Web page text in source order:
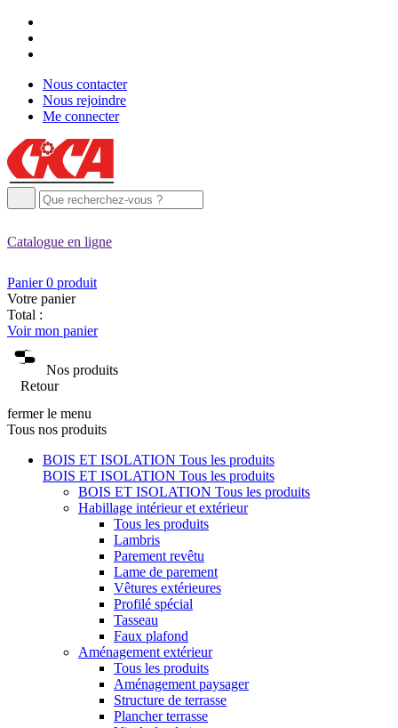
Nous contacter
Nous rejoindre
Me connecter
Catalogue en ligne
Panier 0 produit
Votre panier
Total :
Voir mon panier
Nos produits
Retour
fermer le menu
Tous nos produits
BOIS ET ISOLATION Tous les produits
BOIS ET ISOLATION Tous les produits
BOIS ET ISOLATION Tous les produits
Habillage intérieur et extérieur
Tous les produits
Lambris
Parement revêtu
Lame de parement
Vêtures extérieures
Profilé spécial
Tasseau
Faux plafond
Aménagement extérieur
Tous les produits
Aménagement paysager
Structure de terrasse
Plancher terrasse